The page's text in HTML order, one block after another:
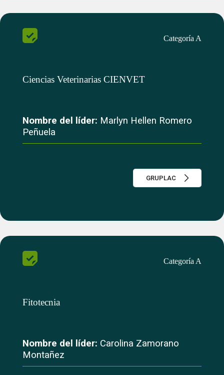
Categoría A
Ciencias Veterinarias CIENVET
Nombre del líder: Marlyn Hellen Romero
Peñuela
GRUPLAC
Categoría A
Fitotecnia
Nombre del líder: Carolina Zamorano
Montañez